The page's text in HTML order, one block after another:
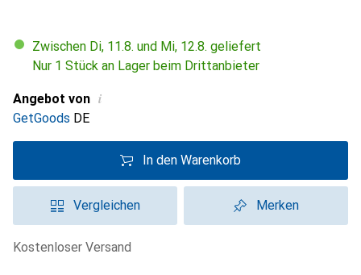
Zwischen Di, 11.8. und Mi, 12.8. geliefert
Nur 1 Stück an Lager beim Drittanbieter
Angebot von i
GetGoods DE
In den Warenkorb
Vergleichen Merken
kostenloser Versand